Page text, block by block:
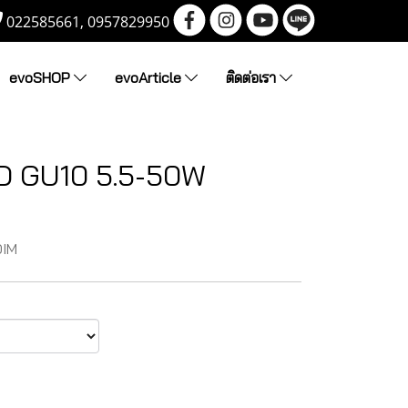
022585661, 0957829950
evoSHOP evoArticle ติดต่อเรา
GU10 5.5-50W